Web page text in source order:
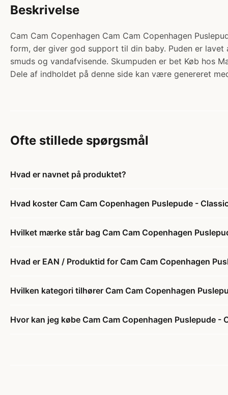
Beskrivelse
Cam Cam Copenhagen Cam Cam Copenhagen
form, der giver god support til din baby. Puden er
smuds og vandafvisende. Skumpuden er bet Køb hos
Dele af indholdet på denne side kan være genereret
Ofte stillede spørgsmål
Hvad er navnet på produktet?
Hvad koster Cam Cam Copenhagen Puslepude -
Hvilket mærke står bag Cam Cam Copenhagen
Hvad er EAN / Produktid for Cam Cam Copenhagen
Hvilken kategori tilhører Cam Cam Copenhagen
Hvor kan jeg købe Cam Cam Copenhagen Puslepude -